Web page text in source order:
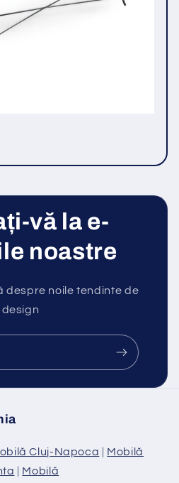
vă la e-
noastre
despre noile tendinte de
design
Cluj-Napoca | Mobilă
| Mobilă